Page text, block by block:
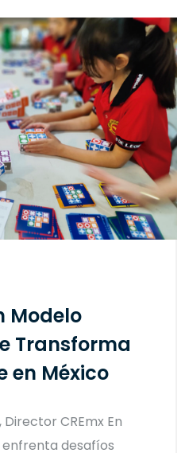
Modelo
Transforma
en México
CREmx En
enfrenta desafíos